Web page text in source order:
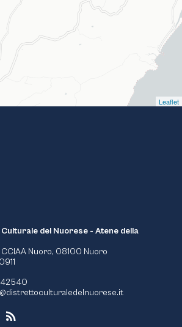
Leaflet
del Nuorese - Atene della
Nuoro, 08100 Nuoro